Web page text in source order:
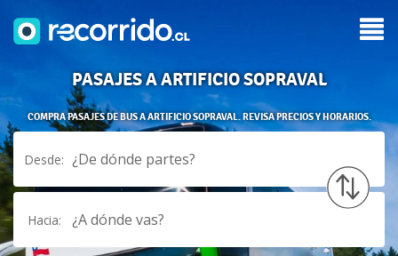
PASAJES A ARTIFICIO SOPRAVAL
COMPRA PASAJES DE BUS A ARTIFICIO SOPRAVAL. REVISA PRECIOS Y HORARIOS.
Desde: ¿De dónde partes?
Hacia: ¿A dónde vas?